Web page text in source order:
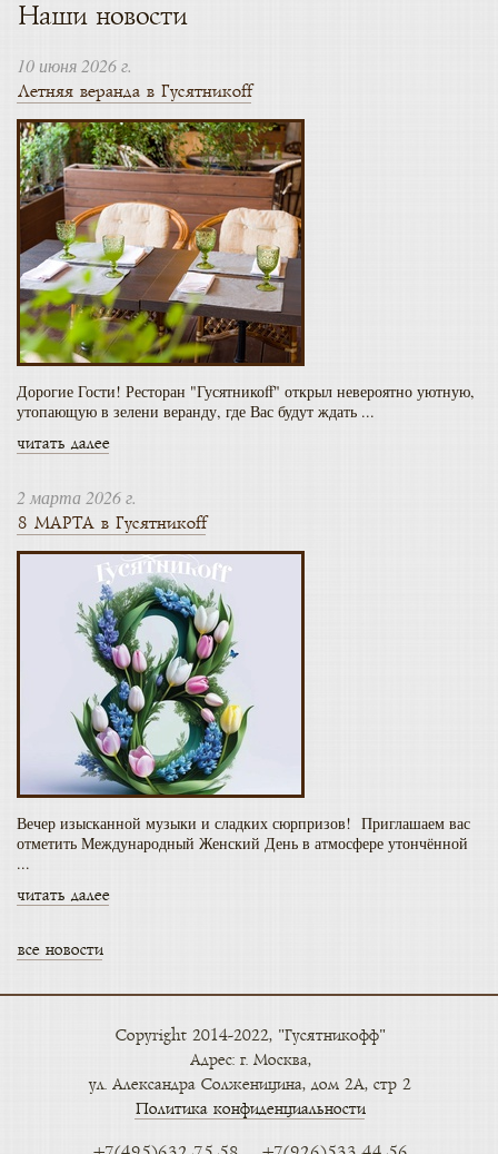
Наши новости
10 июня 2026 г.
Летняя веранда в Гусятникоff
Дорогие Гости! Ресторан "Гусятникоff" открыл невероятно уютную,
утопающую в зелени веранду, где Вас будут ждать ...
читать далее
2 марта 2026 г.
8 МАРТА в Гусятникоff
Вечер изысканной музыки и сладких сюрпризов! Приглашаем вас
отметить Международный Женский День в атмосфере утончённой
...
читать далее
все новости
Copyright 2014-2022, "Гусятникофф"
Адрес: г. Москва,
ул. Александра Солженицина, дом 2А, стр 2
Политика конфиденциальности